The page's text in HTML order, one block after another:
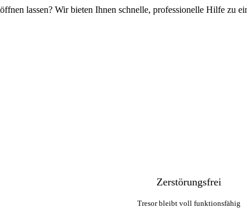
lassen? Wir bieten Ihnen schnelle, professionelle Hilfe zu
Zerstörungsfrei
Tresor bleibt voll funktionsfähig